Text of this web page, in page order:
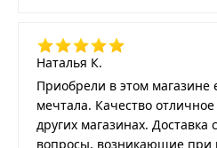
Наталья К.
Приобрели в этом магазине
мечтала. Качество
других магазинах. Доставка
вопросы, возникающие при